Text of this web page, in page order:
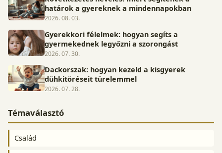
határok a gyereknek a mindennapokban
2026. 08. 03.
Gyerekkori félelmek: hogyan segíts a
gyermekednek legyőzni a szorongást
2026. 07. 30.
Dackorszak: hogyan kezeld a kisgyerek
dühkitöréseit türelemmel
2026. 07. 28.
Témaválasztó
Család